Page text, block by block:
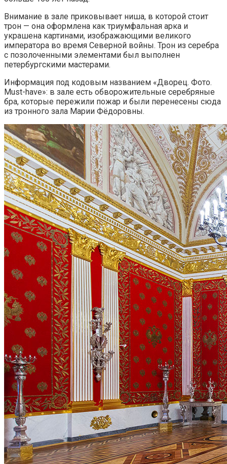
Внимание в зале приковывает ниша, в которой стоит
трон — она оформлена как триумфальная арка и
украшена картинами, изображающими великого
императора во время Северной войны. Трон из серебра
с позолоченными элементами был выполнен
петербургскими мастерами.
Информация под кодовым названием «Дворец. Фото.
Must-have»: в зале есть обворожительные серебряные
бра, которые пережили пожар и были перенесены сюда
из тронного зала Марии Фёдоровны.